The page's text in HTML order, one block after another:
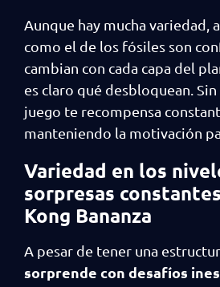
Aunque hay mucha variedad,
como el de los fósiles son
cambian con cada capa del
es claro qué desbloquean.
juego te recompensa
manteniendo la motivación
Variedad en los
sorpresas
Kong Bananza
A pesar de tener una
sorprende con desafíos